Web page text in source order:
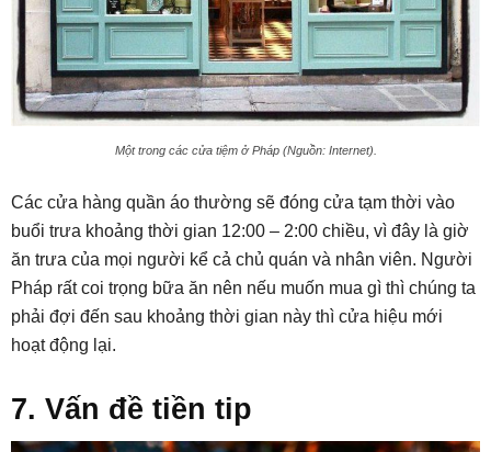
Một trong các cửa tiệm ở Pháp (Nguồn: Internet).
Các cửa hàng quần áo thường sẽ đóng cửa tạm thời vào
buổi trưa khoảng thời gian 12:00 – 2:00 chiều, vì đây là giờ
ăn trưa của mọi người kể cả chủ quán và nhân viên. Người
Pháp rất coi trọng bữa ăn nên nếu muốn mua gì thì chúng ta
phải đợi đến sau khoảng thời gian này thì cửa hiệu mới
hoạt động lại.
7. Vấn đề tiền tip